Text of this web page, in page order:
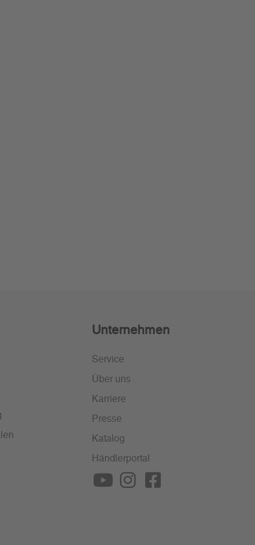
Unternehmen
Service
Über uns
Karriere
Presse
Katalog
Händlerportal